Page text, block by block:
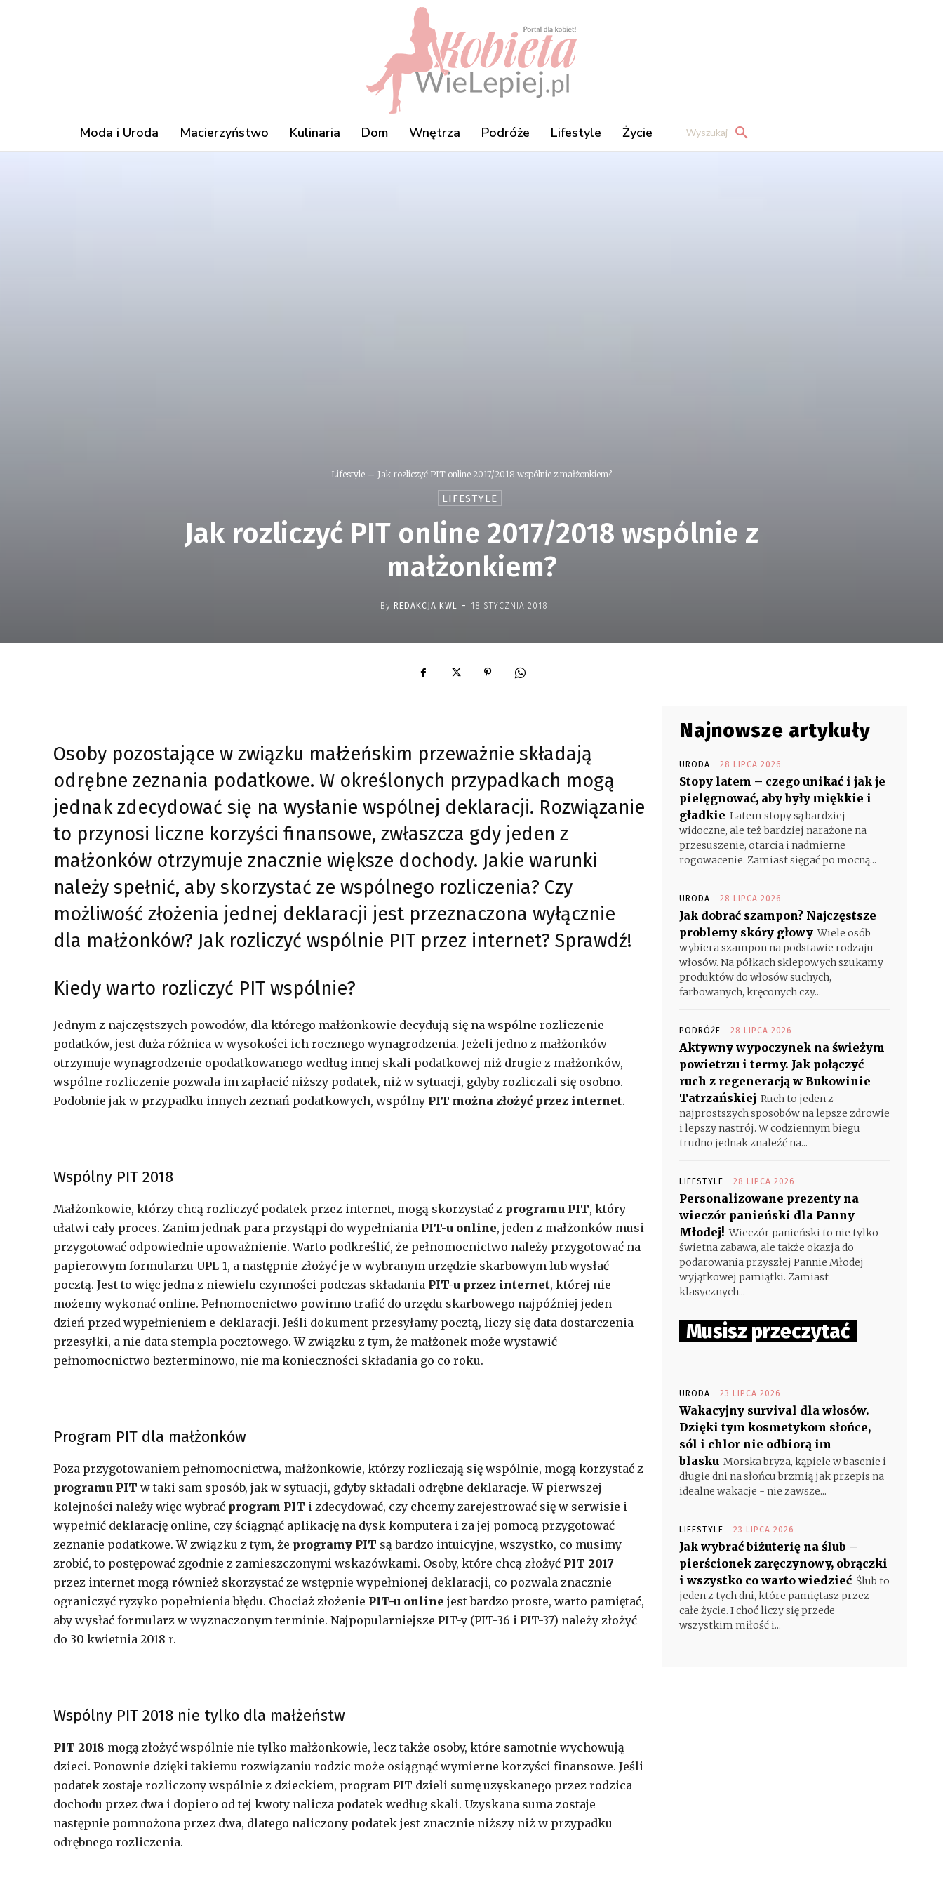
Moda i Uroda Macierzyństwo Kulinaria Dom Wnętrza Podróże Lifestyle Życie Wyszukaj
Lifestyle Jak rozliczyć PIT online 2017/2018 wspólnie z małżonkiem?
LIFESTYLE
Jak rozliczyć PIT online 2017/2018 wspólnie z
małżonkiem?
By REDAKCJA KWL - 18 STYCZNIA 2018
Osoby pozostające w związku małżeńskim przeważnie składają
odrębne zeznania podatkowe. W określonych przypadkach mogą
jednak zdecydować się na wysłanie wspólnej deklaracji. Rozwiązanie
to przynosi liczne korzyści finansowe, zwłaszcza gdy jeden z
małżonków otrzymuje znacznie większe dochody. Jakie warunki
należy spełnić, aby skorzystać ze wspólnego rozliczenia? Czy
możliwość złożenia jednej deklaracji jest przeznaczona wyłącznie
dla małżonków? Jak rozliczyć wspólnie PIT przez internet? Sprawdź!
Kiedy warto rozliczyć PIT wspólnie?
Jednym z najczęstszych powodów, dla którego małżonkowie decydują się na wspólne rozliczenie
podatków, jest duża różnica w wysokości ich rocznego wynagrodzenia. Jeżeli jedno z małżonków
otrzymuje wynagrodzenie opodatkowanego według innej skali podatkowej niż drugie z małżonków,
wspólne rozliczenie pozwala im zapłacić niższy podatek, niż w sytuacji, gdyby rozliczali się osobno.
Podobnie jak w przypadku innych zeznań podatkowych, wspólny PIT można złożyć przez internet.
Wspólny PIT 2018
Małżonkowie, którzy chcą rozliczyć podatek przez internet, mogą skorzystać z programu PIT, który
ułatwi cały proces. Zanim jednak para przystąpi do wypełniania PIT-u online, jeden z małżonków musi
przygotować odpowiednie upoważnienie. Warto podkreślić, że pełnomocnictwo należy przygotować na
papierowym formularzu UPL-1, a następnie złożyć je w wybranym urzędzie skarbowym lub wysłać
pocztą. Jest to więc jedna z niewielu czynności podczas składania PIT-u przez internet, której nie
możemy wykonać online. Pełnomocnictwo powinno trafić do urzędu skarbowego najpóźniej jeden
dzień przed wypełnieniem e-deklaracji. Jeśli dokument przesyłamy pocztą, liczy się data dostarczenia
przesyłki, a nie data stempla pocztowego. W związku z tym, że małżonek może wystawić
pełnomocnictwo bezterminowo, nie ma konieczności składania go co roku.
Program PIT dla małżonków
Poza przygotowaniem pełnomocnictwa, małżonkowie, którzy rozliczają się wspólnie, mogą korzystać z
programu PIT w taki sam sposób, jak w sytuacji, gdyby składali odrębne deklaracje. W pierwszej
kolejności należy więc wybrać program PIT i zdecydować, czy chcemy zarejestrować się w serwisie i
wypełnić deklarację online, czy ściągnąć aplikację na dysk komputera i za jej pomocą przygotować
zeznanie podatkowe. W związku z tym, że programy PIT są bardzo intuicyjne, wszystko, co musimy
zrobić, to postępować zgodnie z zamieszczonymi wskazówkami. Osoby, które chcą złożyć PIT 2017
przez internet mogą również skorzystać ze wstępnie wypełnionej deklaracji, co pozwala znacznie
ograniczyć ryzyko popełnienia błędu. Chociaż złożenie PIT-u online jest bardzo proste, warto pamiętać,
aby wysłać formularz w wyznaczonym terminie. Najpopularniejsze PIT-y (PIT-36 i PIT-37) należy złożyć
do 30 kwietnia 2018 r.
Wspólny PIT 2018 nie tylko dla małżeństw
PIT 2018 mogą złożyć wspólnie nie tylko małżonkowie, lecz także osoby, które samotnie wychowują
dzieci. Ponownie dzięki takiemu rozwiązaniu rodzic może osiągnąć wymierne korzyści finansowe. Jeśli
podatek zostaje rozliczony wspólnie z dzieckiem, program PIT dzieli sumę uzyskanego przez rodzica
dochodu przez dwa i dopiero od tej kwoty nalicza podatek według skali. Uzyskana suma zostaje
następnie pomnożona przez dwa, dlatego naliczony podatek jest znacznie niższy niż w przypadku
odrębnego rozliczenia.
Najnowsze artykuły
URODA 28 LIPCA 2026
Stopy latem – czego unikać i jak je
pielęgnować, aby były miękkie i
gładkie Latem stopy są bardziej
widoczne, ale też bardziej narażone na
przesuszenie, otarcia i nadmierne
rogowacenie. Zamiast sięgać po mocną...
URODA 28 LIPCA 2026
Jak dobrać szampon? Najczęstsze
problemy skóry głowy Wiele osób
wybiera szampon na podstawie rodzaju
włosów. Na półkach sklepowych szukamy
produktów do włosów suchych,
farbowanych, kręconych czy...
PODRÓŻE 28 LIPCA 2026
Aktywny wypoczynek na świeżym
powietrzu i termy. Jak połączyć
ruch z regeneracją w Bukowinie
Tatrzańskiej Ruch to jeden z
najprostszych sposobów na lepsze zdrowie
i lepszy nastrój. W codziennym biegu
trudno jednak znaleźć na...
LIFESTYLE 28 LIPCA 2026
Personalizowane prezenty na
wieczór panieński dla Panny
Młodej! Wieczór panieński to nie tylko
świetna zabawa, ale także okazja do
podarowania przyszłej Pannie Młodej
wyjątkowej pamiątki. Zamiast
klasycznych...
Musisz przeczytać
URODA 23 LIPCA 2026
Wakacyjny survival dla włosów.
Dzięki tym kosmetykom słońce,
sól i chlor nie odbiorą im
blasku Morska bryza, kąpiele w basenie i
długie dni na słońcu brzmią jak przepis na
idealne wakacje - nie zawsze...
LIFESTYLE 23 LIPCA 2026
Jak wybrać biżuterię na ślub –
pierścionek zaręczynowy, obrączki
i wszystko co warto wiedzieć Ślub to
jeden z tych dni, które pamiętasz przez
całe życie. I choć liczy się przede
wszystkim miłość i...